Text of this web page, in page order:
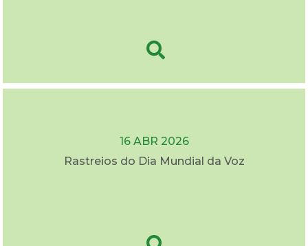
16 ABR 2026
Rastreios do Dia Mundial da Voz